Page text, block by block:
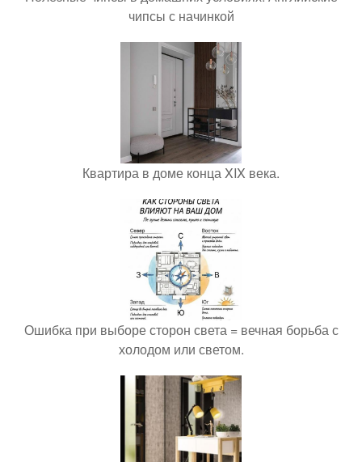
чипсы с начинкой
Квартира в доме конца XIX века.
Ошибка при выборе сторон света = вечная борьба с
холодом или светом.